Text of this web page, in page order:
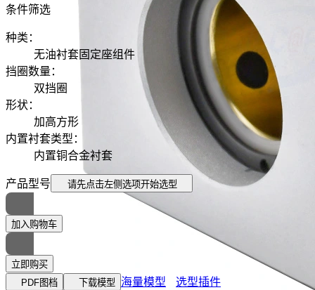
条件筛选
种类 ：
无油衬套固定座组件
挡圈数量：
双挡圈
形状：
加高方形
内置衬套类型 ：
内置铜合金衬套
产品型号 请先点击左侧选项开始选型
加入购物车
立即购买
PDF图档
下载模型 海量模型 选型插件